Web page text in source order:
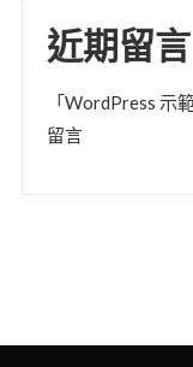
近期留言
「WordPress 示
留言